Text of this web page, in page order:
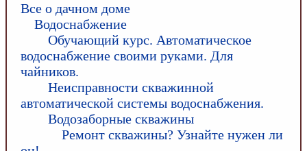
Все о дачном доме
Водоснабжение
Обучающий курс. Автоматическое
водоснабжение своими руками. Для
чайников.
Неисправности скважинной
автоматической системы водоснабжения.
Водозаборные скважины
Ремонт скважины? Узнайте нужен ли